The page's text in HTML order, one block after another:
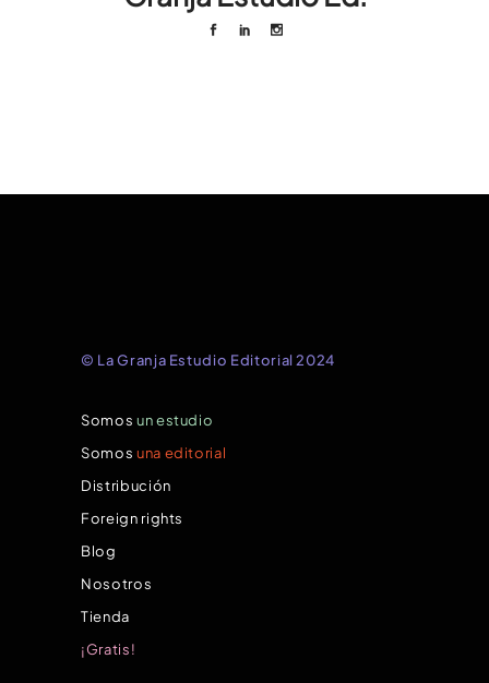
© La Granja Estudio Editorial 2024
Somos un estudio
Somos una editorial
Distribución
Foreign rights
Blog
Nosotros
Tienda
¡Gratis!